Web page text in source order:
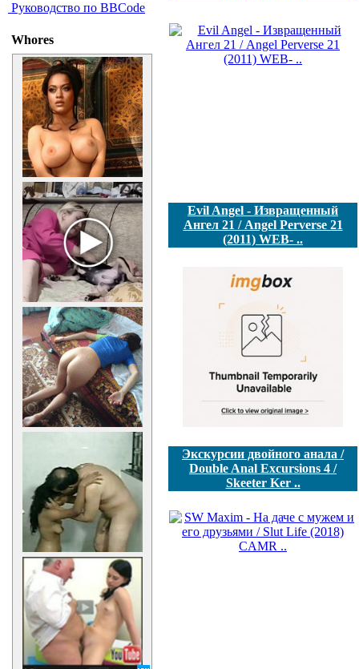
Руководство по BBCode
Whores
Evil Angel - Извращенный
Ангел 21 / Angel Perverse 21
(2011) WEB- ..
Экскурсии двойного анала /
Double Anal Excursions 4 /
Skeeter Ker ..